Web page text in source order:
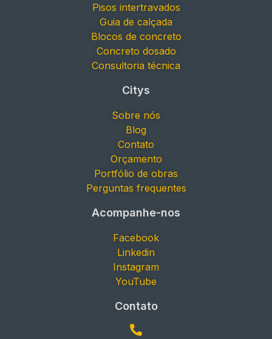
Pisos intertravados
Guia de calçada
Blocos de concreto
Concreto dosado
Consultoria técnica
Citys
Sobre nós
Blog
Contato
Orçamento
Portfólio de obras
Perguntas frequentes
Acompanhe-nos
Facebook
Linkedin
Instagram
YouTube
Contato